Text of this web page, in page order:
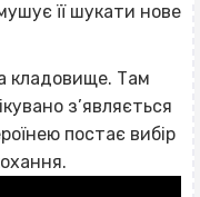
її шукати нове
кладовище. Там
з’являється
постає вибір